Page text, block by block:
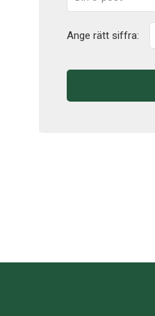
Ange rätt siffra: